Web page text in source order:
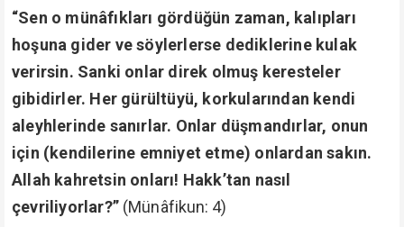
“Sen o münâfıkları gördüğün zaman, kalıpları
hoşuna gider ve söylerlerse dediklerine kulak
verirsin. Sanki onlar direk olmuş keresteler
gibidirler. Her gürültüyü, korkularından kendi
aleyhlerinde sanırlar. Onlar düşmandırlar, onun
için (kendilerine emniyet etme) onlardan sakın.
Allah kahretsin onları! Hakk’tan nasıl
çevriliyorlar?” (Münâfikun: 4)